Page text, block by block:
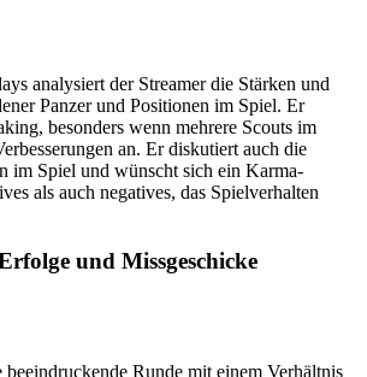
analysiert der Streamer die Stärken und
Panzer und Positionen im Spiel. Er
besonders wenn mehrere Scouts im
an. Er diskutiert auch die
im Spiel und wünscht sich ein Karma-
als auch negatives, das Spielverhalten
und Missgeschicke
beeindruckende Runde mit einem Verhältnis